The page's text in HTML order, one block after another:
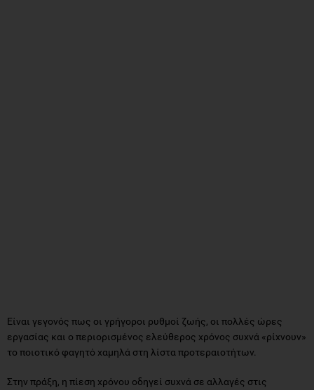
Είναι γεγονός πως οι γρήγοροι ρυθμοί ζωής, οι πολλές ώρες
εργασίας και ο περιορισμένος ελεύθερος χρόνος συχνά «ρίχνουν»
το ποιοτικό φαγητό χαμηλά στη λίστα προτεραιοτήτων.
Στην πράξη, η πίεση χρόνου οδηγεί συχνά σε αλλαγές στις